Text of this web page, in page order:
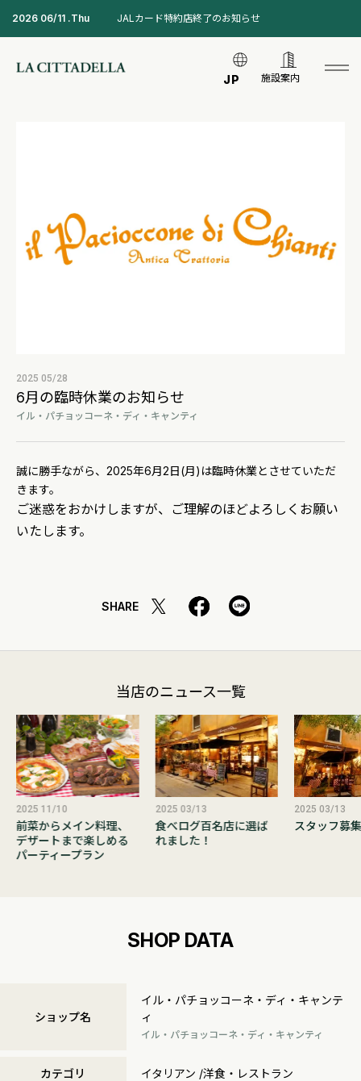
2026 06/11 .Thu JALカード特約店終了のお知らせ
JP 施設案内
2025 05/28
6月の臨時休業のお知らせ
イル・パチョッコーネ・ディ・キャンティ
誠に勝手ながら、2025年6月2日(月)は臨時休業とさせていただ
きます。
ご迷惑をおかけしますが、ご理解のほどよろしくお願い
いたします。
SHARE
当店のニュース一覧
2025 11/10
前菜からメイン料理、
デザートまで楽しめる
パーティープラン
2025 03/13
食べログ百名店に選ば
れました！
2025 03/13
スタッフ募
SHOP DATA
ショップ名
イル・パチョッコーネ・ディ・キャンテ
ィ
イル・パチョッコーネ・ディ・キャンティ
カテゴリ イタリアン /洋食・レストラン